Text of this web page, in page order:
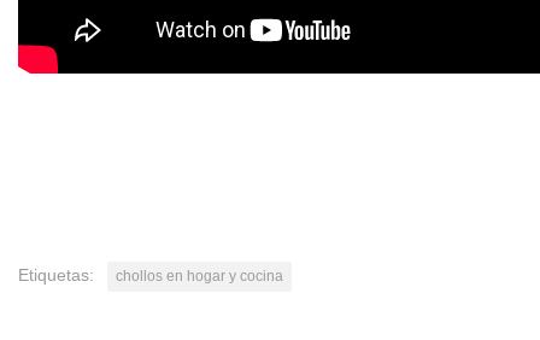
Etiquetas: chollos en hogar y cocina